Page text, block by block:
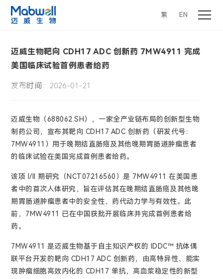
繁 EN
迈威生物靶向 CDH17 ADC 创新药 7MW4911 完成
美国临床试验首例患者给药
发布时间：2026-01-21
迈威生物（688062.SH），一家全产业链布局的创新型生物
制药公司，宣布其靶向 CDH17 ADC 创新药（研发代号：
7MW4911）用于晚期结直肠癌及其他晚期胃肠道肿瘤患者
的临床试验在美国完成首例患者给药。
该项 I/II 期研究（NCT07216560）是 7MW4911 在美国患
者中的首次人体研究，旨在评估其在晚期结直肠癌及其他晚
期胃肠道肿瘤患者中的安全性、药代动力学与有效性。此
前，7MW4911 已在中国获批开展临床并完成首例患者给
药。
7MW4911 是迈威生物基于自主知识产权的 IDDC™ 抗体偶
联平台开发的靶向 CDH17 ADC 创新药，由高特异性、能实
现肿瘤细胞高效内化的 CDH17 单抗，高血浆稳定性的新型